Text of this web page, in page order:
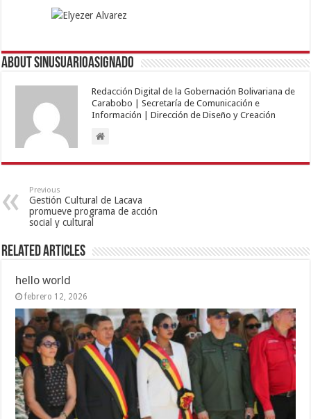
About sinusuarioasignado
Redacción Digital de la Gobernación Bolivariana de
Carabobo | Secretaría de Comunicación e
Información | Dirección de Diseño y Creación
Previous
Gestión Cultural de Lacava
promueve programa de acción
social y cultural
Related Articles
hello world
febrero 12, 2026